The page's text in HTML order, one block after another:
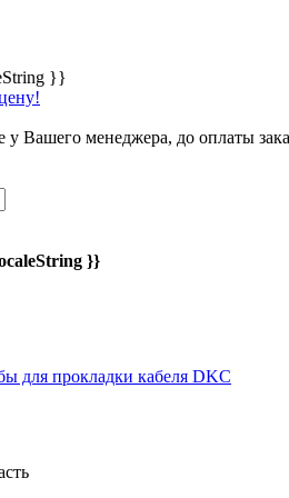
}}
у Вашего менеджера, до оплаты
}}
для прокладки кабеля DKC